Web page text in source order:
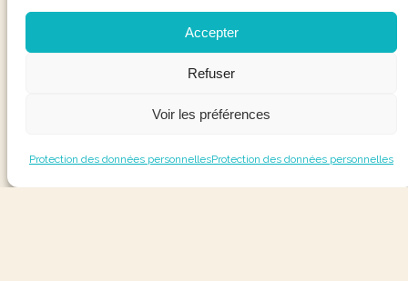
Accepter
Refuser
Voir les préférences
Protection des données personnellesProtection des données personnelles